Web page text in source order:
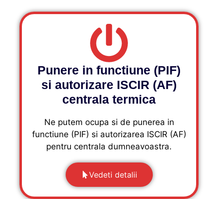
Punere in functiune (PIF)
si autorizare ISCIR (AF)
centrala termica
Ne putem ocupa si de punerea in
functiune (PIF) si autorizarea ISCIR (AF)
pentru centrala dumneavoastra.
Vedeti detalii